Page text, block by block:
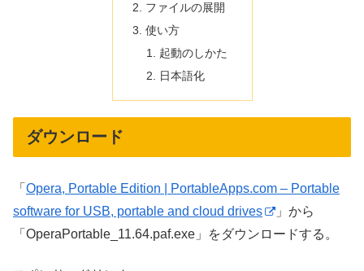
ファイルの展開
使い方
起動のしかた
日本語化
ダウンロード
「 Opera, Portable Edition | PortableApps.com – Portable
software for USB, portable and cloud drives
」から
「OperaPortable_11.64.paf.exe」をダウンロードする。